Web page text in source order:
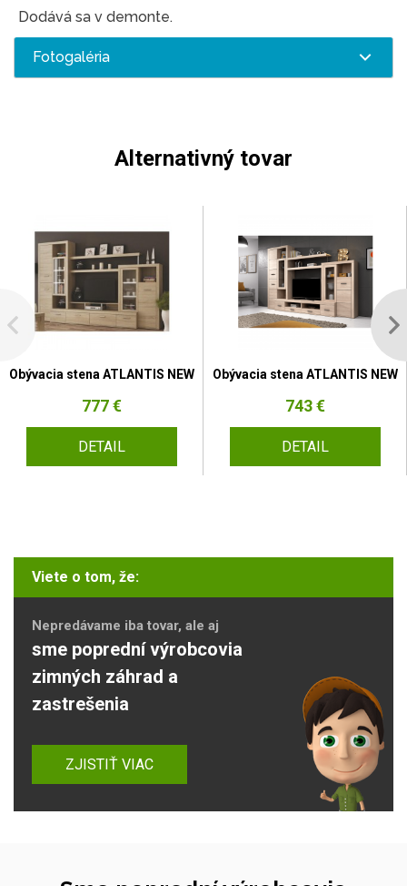
Dodává sa v demonte.
Fotogaléria
Alternativný tovar
Obývacia stena ATLANTIS NEW
777 €
DETAIL
Obývacia stena ATLANTIS NEW
743 €
DETAIL
Viete o tom, že:
Nepredávame iba tovar, ale aj
sme poprední výrobcovia
zimných záhrad a
zastrešenia
ZJISTIŤ VIAC